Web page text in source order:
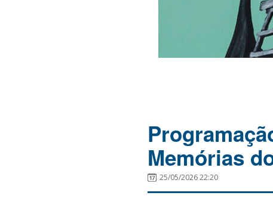
Memórias
25/05/2026 22:20